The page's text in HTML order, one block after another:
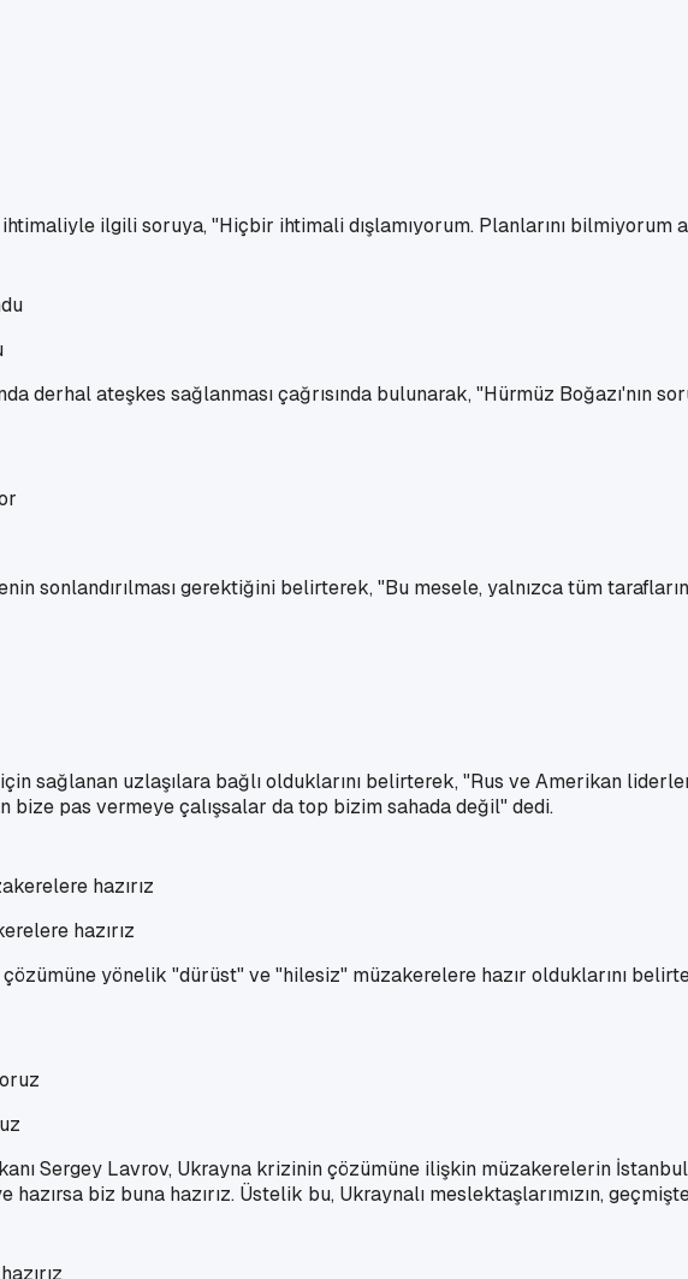
ilgili soruya, "Hiçbir ihtimali dışlamıyorum. Planlarını bilmiyorum
derhal ateşkes sağlanması çağrısında bulunarak, "Hürmüz Boğazı'nın
sonlandırılması gerektiğini belirterek, "Bu mesele, yalnızca tüm
sağlanan uzlaşılara bağlı olduklarını belirterek, "Rus ve Amerikan
bize pas vermeye çalışsalar da top bizim sahada değil" dedi.
hazırız
yönelik "dürüst" ve "hilesiz" müzakerelere hazır olduklarını
Sergey Lavrov, Ukrayna krizinin çözümüne ilişkin müzakerelerin
hazırsa biz buna hazırız. Üstelik bu, Ukraynalı meslektaşlarımızın,